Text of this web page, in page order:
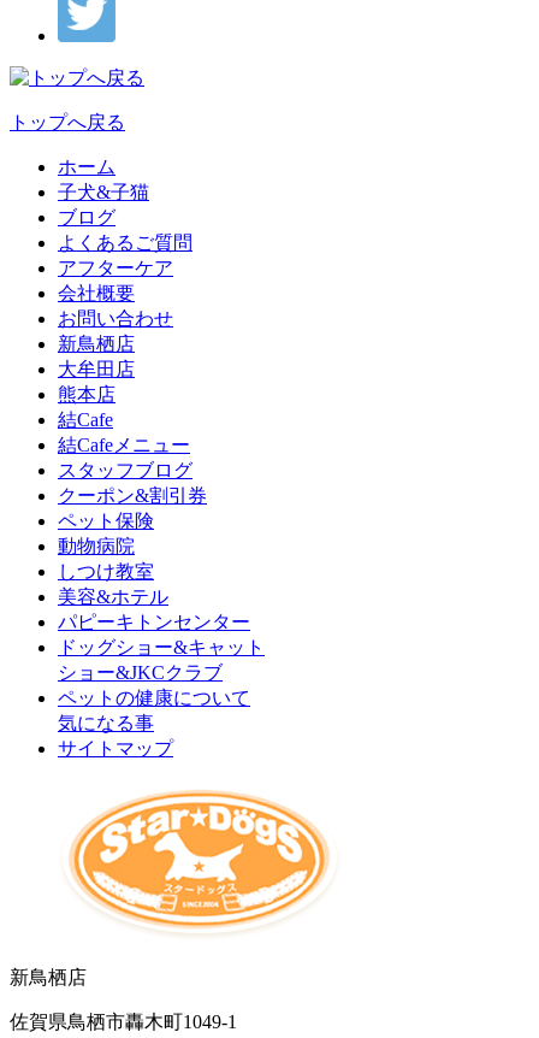
トップへ戻る
ホーム
子犬&子猫
ブログ
よくあるご質問
アフターケア
会社概要
お問い合わせ
新鳥栖店
大牟田店
熊本店
結Cafe
結Cafeメニュー
スタッフブログ
クーポン&割引券
ペット保険
動物病院
しつけ教室
美容&ホテル
パピーキトンセンター
ドッグショー&キャット
ショー&JKCクラブ
ペットの健康について
気になる事
サイトマップ
新鳥栖店
佐賀県鳥栖市轟木町1049-1